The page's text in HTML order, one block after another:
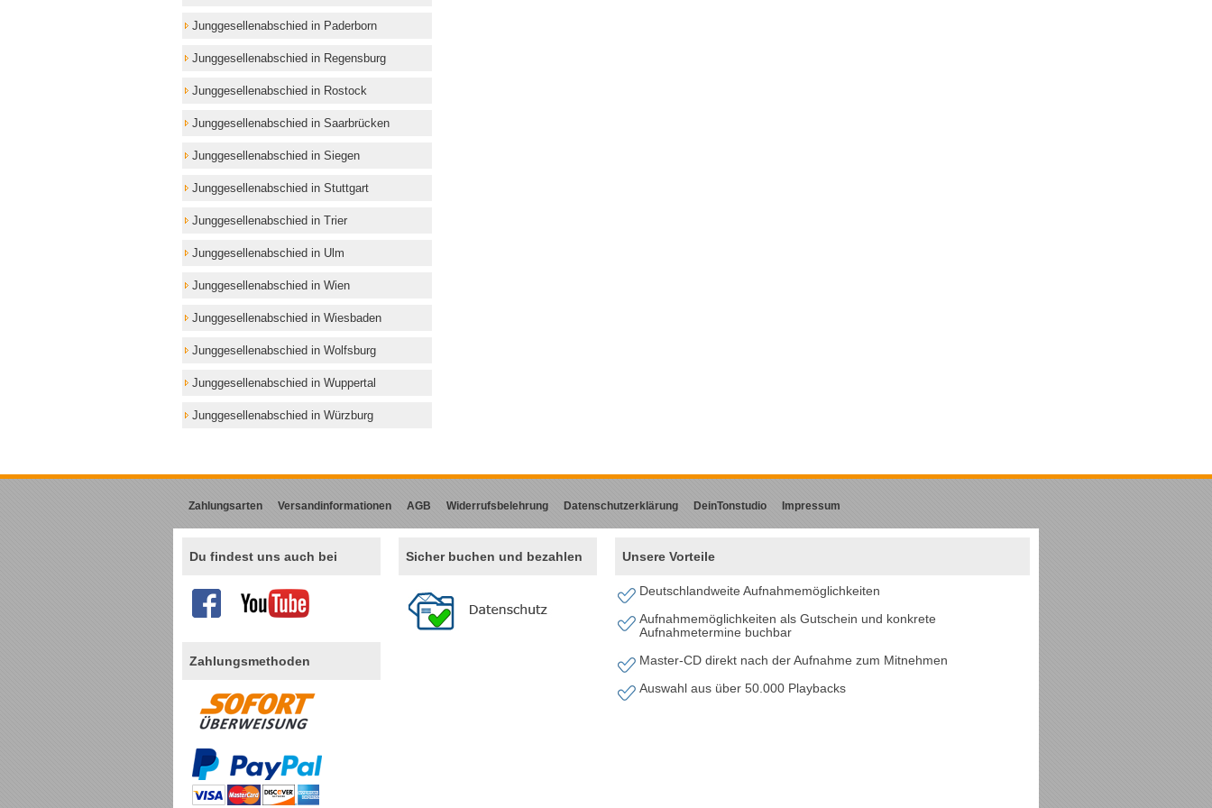
Junggesellenabschied in Paderborn
Junggesellenabschied in Regensburg
Junggesellenabschied in Rostock
Junggesellenabschied in Saarbrücken
Junggesellenabschied in Siegen
Junggesellenabschied in Stuttgart
Junggesellenabschied in Trier
Junggesellenabschied in Ulm
Junggesellenabschied in Wien
Junggesellenabschied in Wiesbaden
Junggesellenabschied in Wolfsburg
Junggesellenabschied in Wuppertal
Junggesellenabschied in Würzburg
Zahlungsarten Versandinformationen AGB Widerrufsbelehrung Datenschutzerklärung DeinTonstudio Impressum
Du findest uns auch bei
Zahlungsmethoden
Sicher buchen und bezahlen Unsere Vorteile
Deutschlandweite Aufnahmemöglichkeiten
Aufnahmemöglichkeiten als Gutschein und konkrete
Aufnahmetermine buchbar
Master-CD direkt nach der Aufnahme zum Mitnehmen
Auswahl aus über 50.000 Playbacks